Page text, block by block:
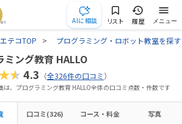
AIに相談 リスト 履歴 メニュー
テコTOP プログラミング・ロボット教室を探す
ミング教育 HALLO
4.3 （全326件の口コミ）
、プログラミング教育 HALLO全体の口コミ点数・件数です
口コミ(326) コース・料金 写真